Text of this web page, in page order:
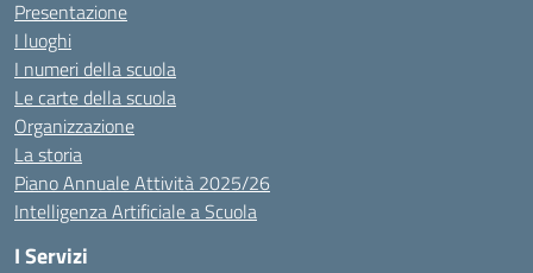
Presentazione
I luoghi
I numeri della scuola
Le carte della scuola
Organizzazione
La storia
Piano Annuale Attività 2025/26
Intelligenza Artificiale a Scuola
I Servizi